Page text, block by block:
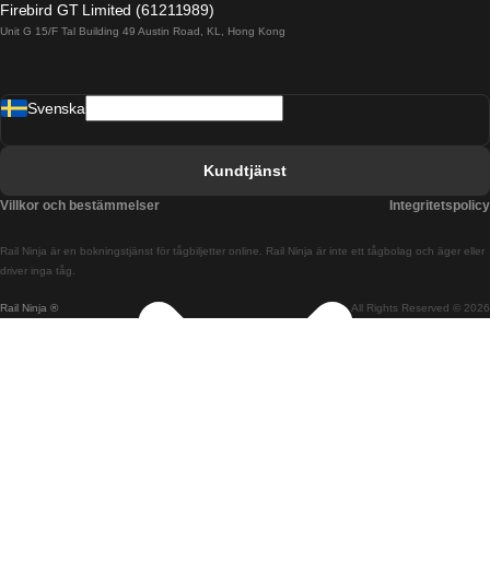
Tåg från Barcelona till Madrid
Tåg från Budapest till Bratislava
Firebird GT Limited (61211989)
Unit G 15/F Tal Building 49 Austin Road, KL, Hong Kong
Rail Ninja ® All Rights Reserved © 2026
Rail Ninja är en bokningstjänst för tågbiljetter online. Rail Ninja är inte ett tågbolag och äger eller
driver inga tåg.
Svenska
Kundtjänst
Villkor och bestämmelser Integritetspolicy